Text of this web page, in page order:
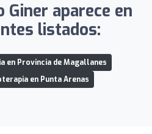
Giner aparece en
listados:
en Provincia de Magallanes
en Punta Arenas